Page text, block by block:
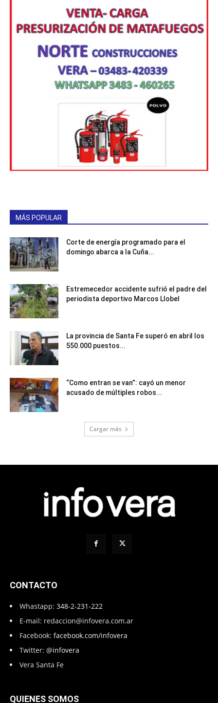
MÁS POPULAR
Corte de energía programado para el
domingo abarca a la Cuña...
Estremecedor accidente sufrió el padre del
periodista deportivo Marcos Llobel
La provincia de Santa Fe superó en abril los
550.000 puestos...
“Como entran se van”: cayó un menor
acusado de múltiples robos...
Cargar más
CONTACTO
Whastapp: 348-2-231-222
E-mail: redaccion@infovera.com.ar
Facebook: facebook.com/infovera
Twitter: @infovera
Vera Santa Fe
QUIENES SOMOS